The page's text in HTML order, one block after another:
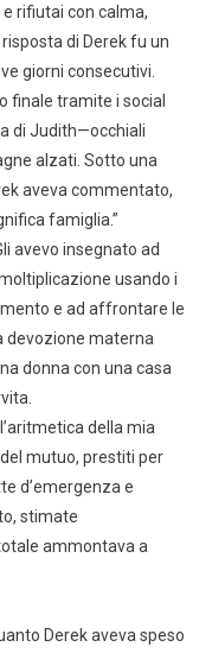
rifiutai con calma,
di Derek fu un
giorni consecutivi.
finale tramite i social
di Judith—occhiali
alzati. Sotto una
aveva commentato,
famiglia.”
avevo insegnato ad
usando i
e ad affrontare le
devozione materna
donna con una casa
della mia
mutuo, prestiti per
d’emergenza e
stimate
ammontava a
Derek aveva speso